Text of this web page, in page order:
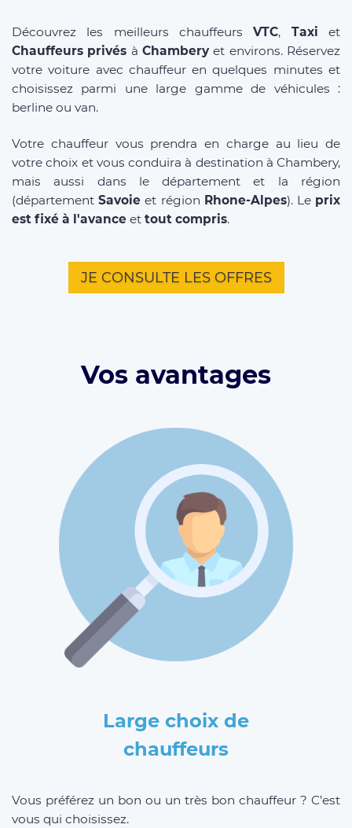
Découvrez les meilleurs chauffeursVTC, Taxi et
Chauffeurs privés àChamberyet environs. Réservez
votre voiture avec chauffeur en quelques minutes et
choisissez parmi une large gamme de véhicules :
berline ou van.
Votre chauffeur vous prendra en charge au lieu de
votre choix et vous conduira à destination à Chambery,
mais aussi dans le département et la région
(départementSavoie et région Rhone-Alpes). Le prix
est fixé à l'avance et tout compris.
JE CONSULTE LES OFFRES
Vos avantages
Large choix de
chauffeurs
Vous préférez un bon ou un très bon chauffeur ? C’est
vous qui choisissez.